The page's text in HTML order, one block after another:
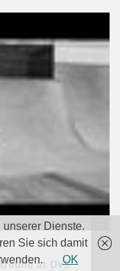
at DVS
Dienste.
Sie sich damit
OK